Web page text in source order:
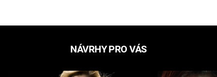
NÁVRHY PRO VÁS